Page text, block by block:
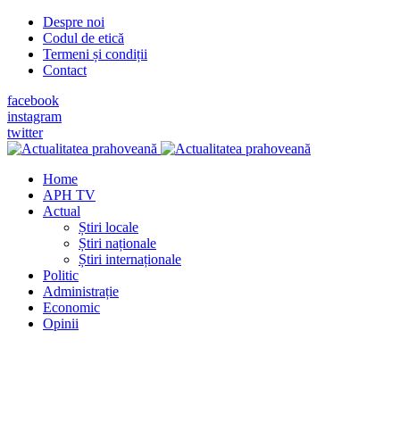
Despre noi
Codul de etică
Termeni și condiții
Contact
facebook
instagram
twitter
Home
APH TV
Actual
Știri locale
Știri naționale
Știri internaționale
Politic
Administrație
Economic
Opinii